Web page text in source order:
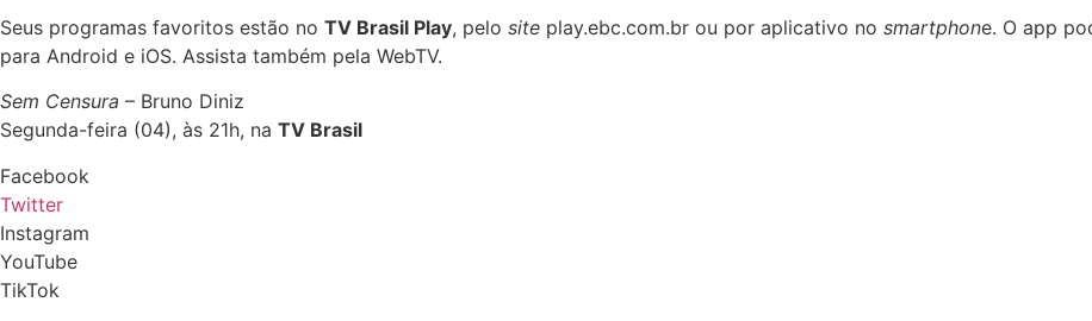
Seus programas favoritos estão no TV Brasil Play, pelo site play.ebc.com.br ou por aplicativo no smartphone. O app
para Android e iOS. Assista também pela WebTV.
Sem Censura – Bruno Diniz
Segunda-feira (04), às 21h, na TV Brasil
Facebook
Twitter
Instagram
YouTube
TikTok